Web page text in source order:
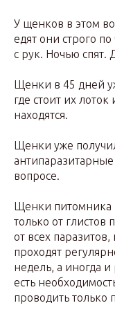
У щенков в этом
едят они строго
с рук. Ночью спят.
Щенки в 45 дней
где стоит их
находятся.
Щенки уже
вопросе.
Щенки питомника
только от
от всех
проходят
недель, а иногда
есть
проводить только